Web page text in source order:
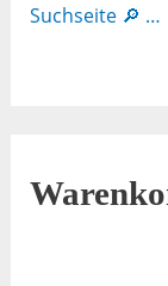
Suchseite 🔎 …